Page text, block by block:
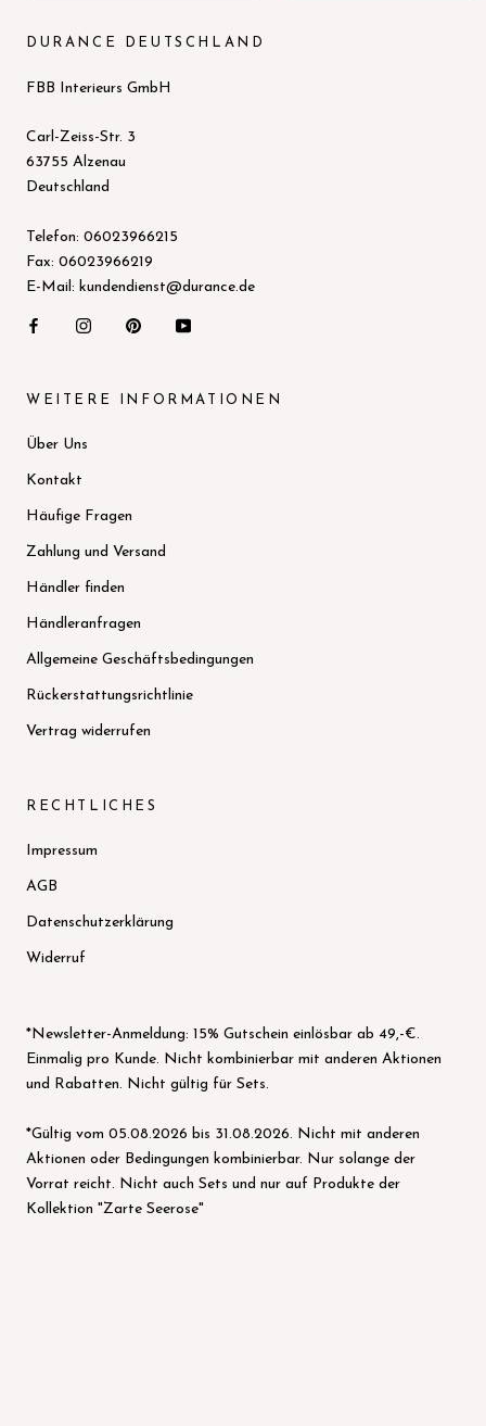
DURANCE DEUTSCHLAND
FBB Interieurs GmbH
Carl-Zeiss-Str. 3
63755 Alzenau
Deutschland
Telefon: 06023966215
Fax: 06023966219
E-Mail: kundendienst@durance.de
WEITERE INFORMATIONEN
Über Uns
Kontakt
Häufige Fragen
Zahlung und Versand
Händler finden
Händleranfragen
Allgemeine Geschäftsbedingungen
Rückerstattungsrichtlinie
Vertrag widerrufen
RECHTLICHES
Impressum
AGB
Datenschutzerklärung
Widerruf
*Newsletter-Anmeldung: 15% Gutschein einlösbar ab 49,-€.
Einmalig pro Kunde. Nicht kombinierbar mit anderen Aktionen
und Rabatten. Nicht gültig für Sets.
*Gültig vom 05.08.2026 bis 31.08.2026. Nicht mit anderen
Aktionen oder Bedingungen kombinierbar. Nur solange der
Vorrat reicht. Nicht auch Sets und nur auf Produkte der
Kollektion "Zarte Seerose"